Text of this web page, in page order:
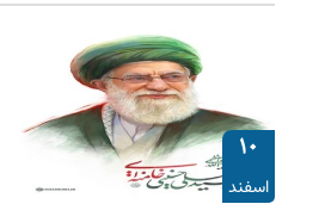
۱۰
اسفند